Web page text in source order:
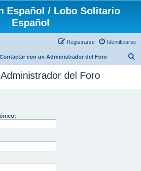
Español / Lobo Solitario
Español
Identificarse
Registrarse
Contactar con un Administrador del Foro
del Foro